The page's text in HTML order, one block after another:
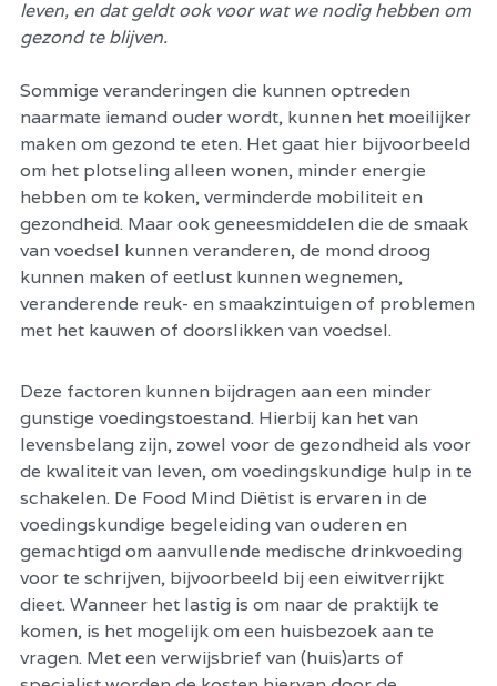
leven, en dat geldt ook voor wat we nodig hebben om
gezond te blijven.
Sommige veranderingen die kunnen optreden
naarmate iemand ouder wordt, kunnen het moeilijker
maken om gezond te eten. Het gaat hier bijvoorbeeld
om het plotseling alleen wonen, minder energie
hebben om te koken, verminderde mobiliteit en
gezondheid. Maar ook geneesmiddelen die de smaak
van voedsel kunnen veranderen, de mond droog
kunnen maken of eetlust kunnen wegnemen,
veranderende reuk- en smaakzintuigen of problemen
met het kauwen of doorslikken van voedsel.
Deze factoren kunnen bijdragen aan een minder
gunstige voedingstoestand. Hierbij kan het van
levensbelang zijn, zowel voor de gezondheid als voor
de kwaliteit van leven, om voedingskundige hulp in te
schakelen. De Food Mind Diëtist is ervaren in de
voedingskundige begeleiding van ouderen en
gemachtigd om aanvullende medische drinkvoeding
voor te schrijven, bijvoorbeeld bij een eiwitverrijkt
dieet. Wanneer het lastig is om naar de praktijk te
komen, is het mogelijk om een huisbezoek aan te
vragen. Met een verwijsbrief van (huis)arts of